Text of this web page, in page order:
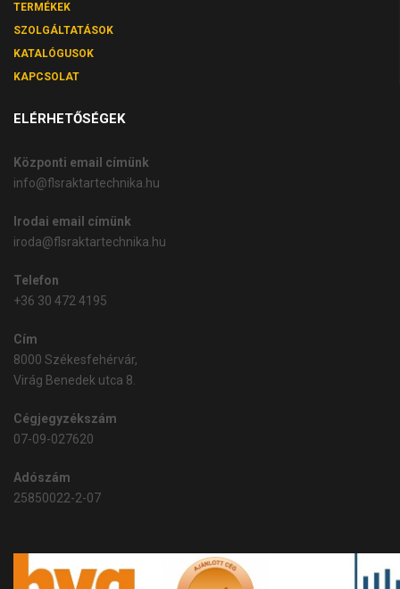
TERMÉKEK
SZOLGÁLTATÁSOK
KATALÓGUSOK
KAPCSOLAT
ELÉRHETŐSÉGEK
Központi email címünk
info@flsraktartechnika.hu
Irodai email címünk
iroda@flsraktartechnika.hu
Telefon
+36 30 472 4195
Cím
8000 Székesfehérvár,
Virág Benedek utca 8.
Cégjegyzékszám
07-09-027620
Adószám
25850022-2-07